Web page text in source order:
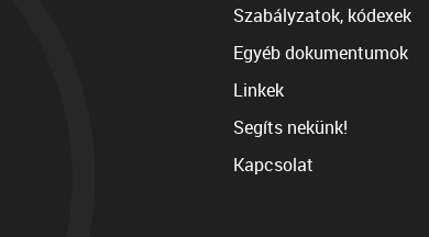
Szabályzatok, kódexek
Egyéb dokumentumok
Linkek
Segíts nekünk!
Kapcsolat